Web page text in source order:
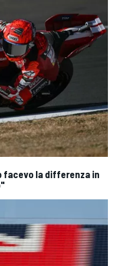
facevo la differenza in